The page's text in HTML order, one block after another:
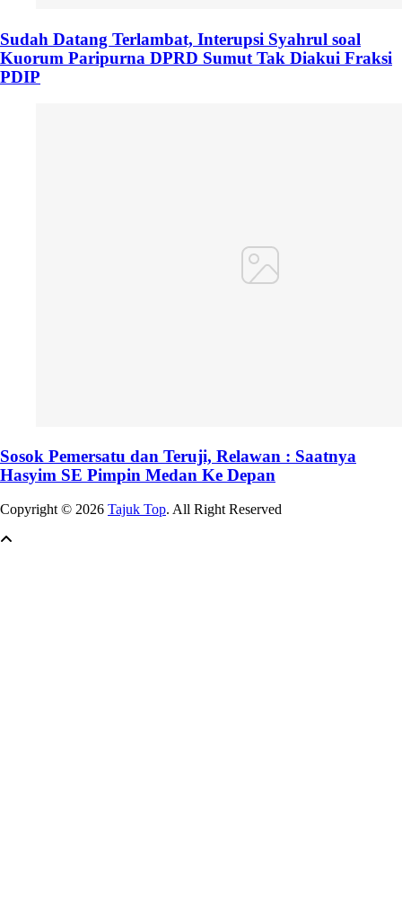
Sudah Datang Terlambat, Interupsi Syahrul soal
Kuorum Paripurna DPRD Sumut Tak Diakui Fraksi
PDIP
Sosok Pemersatu dan Teruji, Relawan : Saatnya
Hasyim SE Pimpin Medan Ke Depan
Copyright © 2026 Tajuk Top. All Right Reserved